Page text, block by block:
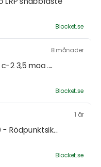
Blocket.se
8 månader
2 3,5 moa ....
Blocket.se
1 år
Rödpunktsik...
Blocket.se